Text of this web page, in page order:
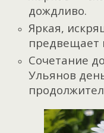
дождливо.
Яркая,
предвещает
Сочетание
Ульянов